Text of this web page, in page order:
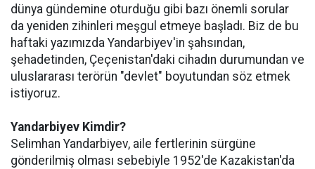
dünya gündemine oturduğu gibi bazı önemli sorular
da yeniden zihinleri meşgul etmeye başladı. Biz de bu
haftaki yazımızda Yandarbiyev'in şahsından,
şehadetinden, Çeçenistan'daki cihadın durumundan ve
uluslararası terörün "devlet" boyutundan söz etmek
istiyoruz.
Yandarbiyev Kimdir?
Selimhan Yandarbiyev, aile fertlerinin sürgüne
gönderilmiş olması sebebiyle 1952'de Kazakistan'da